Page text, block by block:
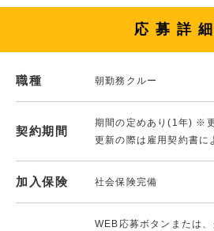
応募詳細
職種 朝勤務クルー
契約期間
期間の定めあり(1年) ※
更新の際は雇用契約書に
加入保険 社会保険完備
WEB応募ボタンまたは